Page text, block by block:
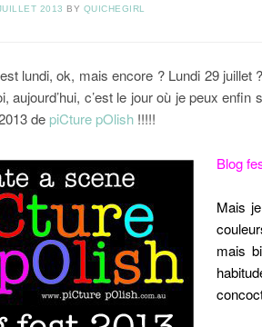
2013 BY QUICHEGIRL
lundi, ok, mais encore ? Lundi 29
aujourd’hui, c’est le jour où je peux
de piCture pOlish !!!!!
Blog
Mais
mais